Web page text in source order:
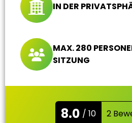
IN DER
MAX. 280
SITZUNG
8.0 / 10 2